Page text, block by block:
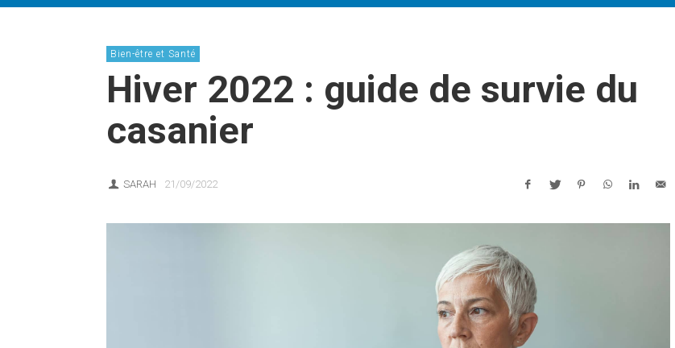
Bien-être et Santé
Hiver 2022 : guide de survie du
casanier
SARAH 21/09/2022